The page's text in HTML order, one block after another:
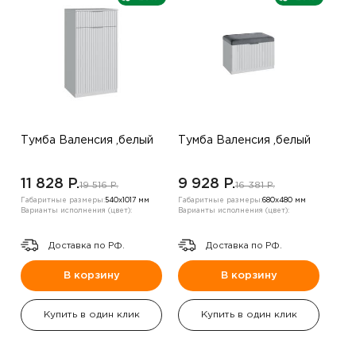
Тумба Валенсия ,белый
11 828 P.19 516 P.
Габаритные размеры:540х1017 мм
Варианты исполнения (цвет):
Доставка по РФ.
В корзину
Купить в один клик
Тумба Валенсия ,белый
9 928 P.16 381 P.
Габаритные размеры:680х480 мм
Варианты исполнения (цвет):
Доставка по РФ.
В корзину
Купить в один клик